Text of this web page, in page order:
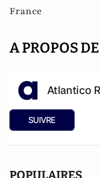
France
A PROPOS
Atlantico
SUIVRE
POPULAIRES